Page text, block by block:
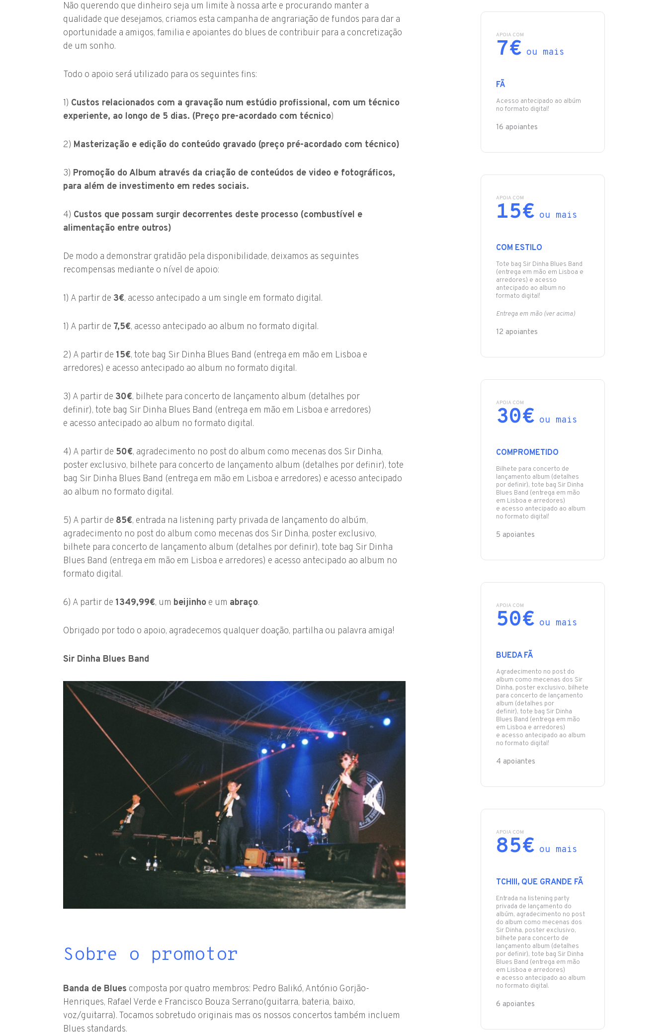
Não querendo que dinheiro seja um limite à nossa arte e procurando manter a
qualidade que desejamos, criamos esta campanha de angrariação de fundos para dar a
oportunidade a amigos, familia e apoiantes do blues de contribuir para a concretização
de um sonho.
Todo o apoio será utilizado para os seguintes fins:
1) Custos relacionados com a gravação num estúdio profissional, com um técnico
experiente, ao longo de 5 dias. (Preço pre-acordado com técnico)
2) Masterização e edição do conteúdo gravado (preço pré-acordado com técnico)
3) Promoção do Album através da criação de conteúdos de video e fotográficos,
para além de investimento em redes sociais.
4) Custos que possam surgir decorrentes deste processo (combustível e
alimentação entre outros)
De modo a demonstrar gratidão pela disponibilidade, deixamos as seguintes
recompensas mediante o nível de apoio:
1) A partir de 3€, acesso antecipado a um single em formato digital.
1) A partir de 7,5€, acesso antecipado ao album no formato digital.
2) A partir de 15€, tote bag Sir Dinha Blues Band (entrega em mão em Lisboa e
arredores) e acesso antecipado ao album no formato digital.
3) A partir de 30€, bilhete para concerto de lançamento album (detalhes por
definir), tote bag Sir Dinha Blues Band (entrega em mão em Lisboa e arredores)
e acesso antecipado ao album no formato digital.
4) A partir de 50€, agradecimento no post do album como mecenas dos Sir Dinha,
poster exclusivo, bilhete para concerto de lançamento album (detalhes por definir), tote
bag Sir Dinha Blues Band (entrega em mão em Lisboa e arredores) e acesso antecipado
ao album no formato digital.
5) A partir de 85€, entrada na listening party privada de lançamento do albúm,
agradecimento no post do album como mecenas dos Sir Dinha, poster exclusivo,
bilhete para concerto de lançamento album (detalhes por definir), tote bag Sir Dinha
Blues Band (entrega em mão em Lisboa e arredores) e acesso antecipado ao album no
formato digital.
6) A partir de 1349,99€, um beijinho e um abraço.
Obrigado por todo o apoio, agradecemos qualquer doação, partilha ou palavra amiga!
Sir Dinha Blues Band
Sobre o promotor
Banda de Blues composta por quatro membros: Pedro Balikó, António Gorjão-
Henriques, Rafael Verde e Francisco Bouza Serrano(guitarra, bateria, baixo,
voz/guitarra). Tocamos sobretudo originais mas os nossos concertos também incluem
Blues standards.
APOIA COM
7€ ou mais
FÃ
Acesso antecipado ao albúm
no formato digital!
16 apoiantes
APOIA COM
15€ ou mais
COM ESTILO
Tote bag Sir Dinha Blues Band
(entrega em mão em Lisboa e
arredores) e acesso
antecipado ao album no
formato digital!
Entrega em mão (ver acima)
12 apoiantes
APOIA COM
30€ ou mais
COMPROMETIDO
Bilhete para concerto de
lançamento album (detalhes
por definir), tote bag Sir Dinha
Blues Band (entrega em mão
em Lisboa e arredores)
e acesso antecipado ao album
no formato digital!
5 apoiantes
APOIA COM
50€ ou mais
BUEDA FÃ
Agradecimento no post do
album como mecenas dos Sir
Dinha, poster exclusivo, bilhete
para concerto de lançamento
album (detalhes por
definir), tote bag Sir Dinha
Blues Band (entrega em mão
em Lisboa e arredores)
e acesso antecipado ao album
4 apoiantes
APOIA COM
85€ ou mais
TCHIII, QUE GRANDE FÃ
Entrada na listening party
privada de lançamento do
albúm, agradecimento no post
do album como mecenas dos
Sir Dinha, poster exclusivo,
bilhete para concerto de
lançamento album (detalhes
por definir), tote bag Sir Dinha
Blues Band (entrega em mão
em Lisboa e arredores)
e acesso antecipado ao album
no formato digital.
6 apoiantes